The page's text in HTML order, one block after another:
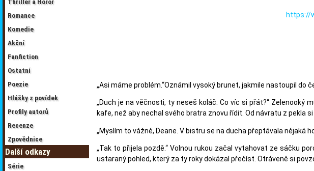
Thriller a Horor
Romance
Komedie
Akční
Fanfiction
Ostatní
Poezie
Hlášky z povídek
Profily autorů
Recenze
Zpovědnice
Další odkazy
Série
https://
„Asi máme problém.“Oznámil vysoký brunet, jakmile nastoupil do
„Duch je na věčnosti, ty neseš koláč. Co víc si přát?“
kafe, než aby nechal svého bratra znovu řídit. Od návratu z pekla
„Myslím to vážně, Deane. V bistru se na ducha přeptávala nějaká
„Tak to přijela pozdě.“ Volnou rukou začal vytahovat ze sáčku
ustaraný pohled, který za ty roky dokázal přečíst. Otráveně si